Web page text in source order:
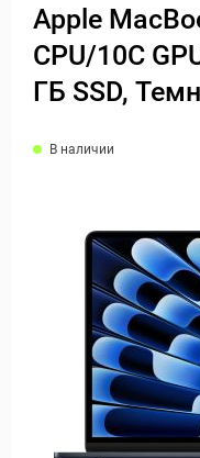
Apple
CPU/10C
ГБ SSD,
В наличии